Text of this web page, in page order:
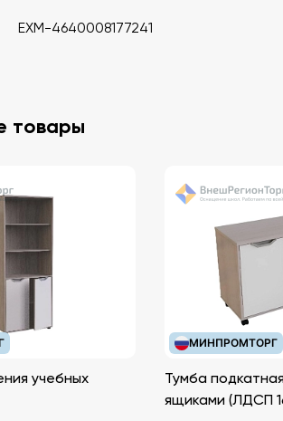
EXM-4640008177241
товары
учебных
МИНПРОМТОРГ
Тумба
ящиками